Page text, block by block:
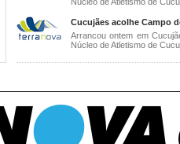
Cucujães acolhe Campo
Arrancou ontem em
Núcleo de Atletismo de